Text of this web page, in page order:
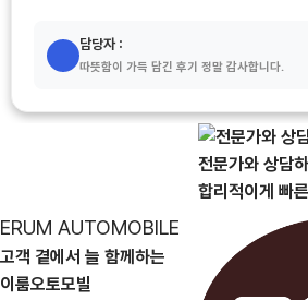
담당자 :
따뜻함이 가득 담긴 후기 정말 감사합니다.
ERUM AUTOMOBILE
고객 곁에서 늘 함께하는
이룸오토모빌
전문가와 상담하
합리적이게 빠